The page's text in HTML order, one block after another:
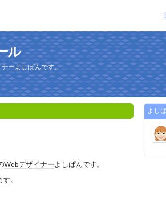
ル
ーよしぱんです。
Webデザイナーよしぱんです。
す。
よし